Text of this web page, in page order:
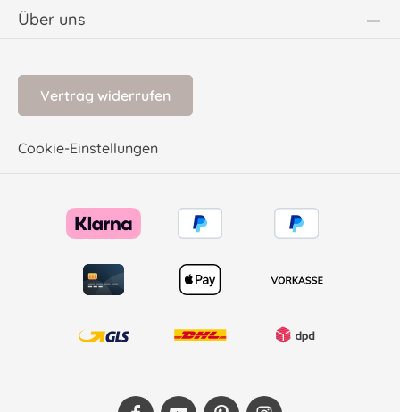
Über uns
Vertrag widerrufen
Cookie-Einstellungen